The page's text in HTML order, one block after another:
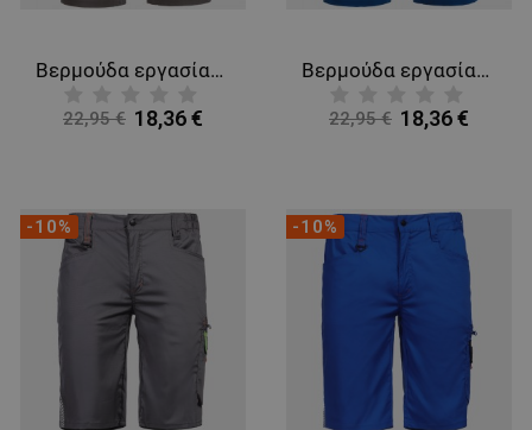
Βερμούδα εργασίας MELBOURNE STRETCH GREY/BLACK
22,95 € 18,36 €
Βερμούδα εργασίας MELBOURNE STRETCH SPECIAL ROYAL BLUE/BLACK
22,95 € 18,36 €
-10% -10%